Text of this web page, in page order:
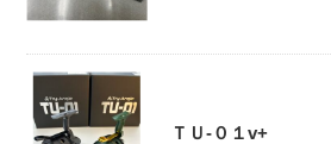
ＴＵ-０１v+